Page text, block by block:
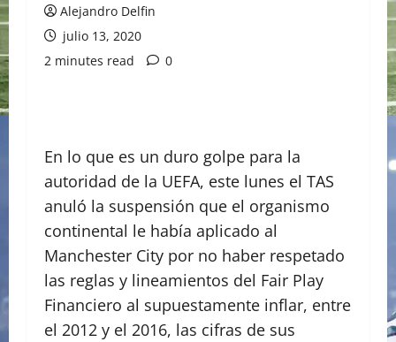
Alejandro Delfin
julio 13, 2020
2 minutes read
0
En lo que es un duro golpe para la
autoridad de la UEFA, este lunes el TAS
anuló la suspensión que el organismo
continental le había aplicado al
Manchester City por no haber respetado
las reglas y lineamientos del Fair Play
Financiero al supuestamente inflar, entre
el 2012 y el 2016, las cifras de sus